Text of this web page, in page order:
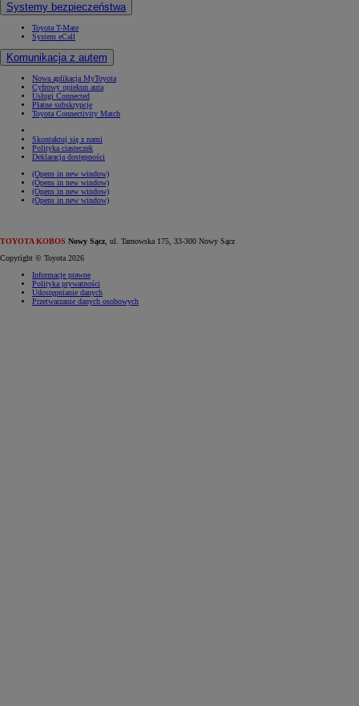
Systemy bezpieczeństwa
Toyota T-Mate
System eCall
Komunikacja z autem
Nowa aplikacja MyToyota
Cyfrowy opiekun auta
Usługi Connected
Płatne subskrypcje
Toyota Connectivity Match
Skontaktuj się z nami
Polityka ciasteczek
Deklaracja dostępności
(Opens in new window)
(Opens in new window)
(Opens in new window)
(Opens in new window)
TOYOTA KOBOS Nowy Sącz, ul. Tarnowska 175, 33-300 Nowy Sącz
Copyright © Toyota 2026
Informacje prawne
Polityka prywatności
Udostępnianie danych
Przetwarzanie danych osobowych